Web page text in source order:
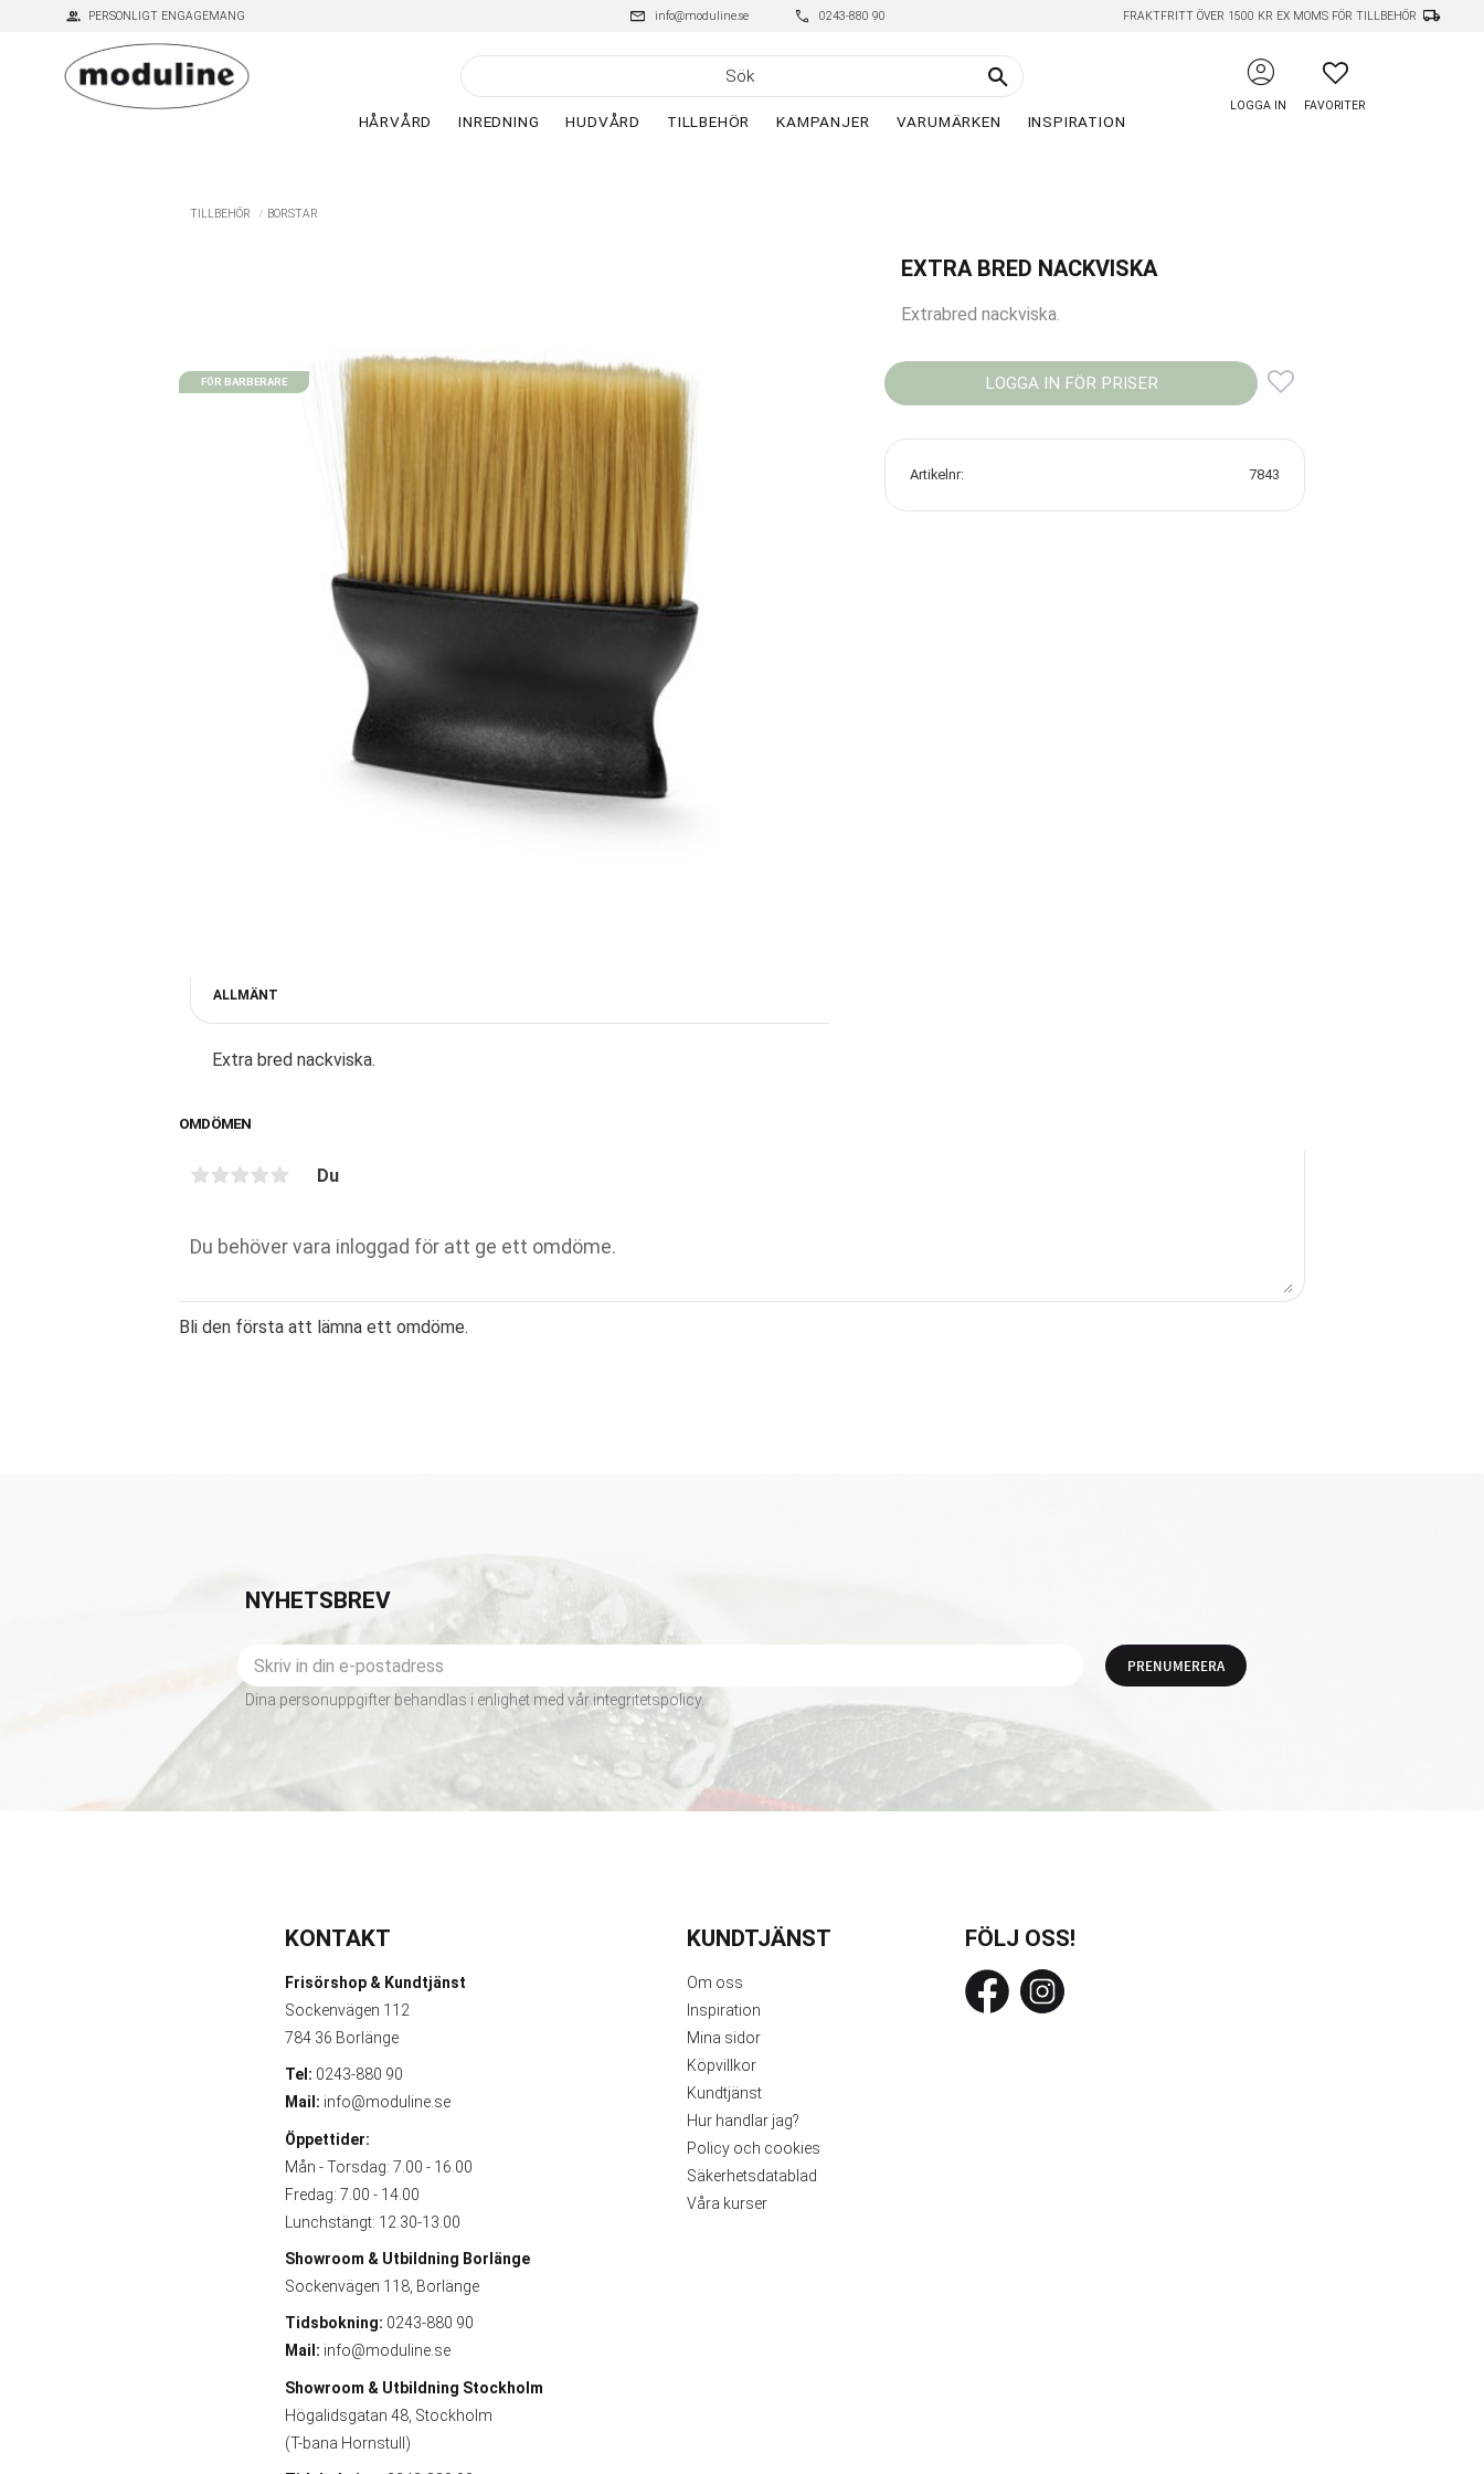
group PERSONLIGT ENGAGEMANG mail info@moduline.se phone 0243-880 90 FRAKTFRITT ÖVER 1500 KR EX MOMS FÖR TILLBEHÖR local_shipping
account_circle
LOGGA IN
FAVORITER
FAVORITER
HÅRVÅRD INREDNING HUDVÅRD TILLBEHÖR KAMPANJER VARUMÄRKEN INSPIRATION
TILLBEHÖR BORSTAR
EXTRA BRED NACKVISKA
Extrabred nackviska.
FÖR BARBERARE LOGGA IN FÖR PRISER
Artikelnr 7843
ALLMÄNT
Extra bred nackviska.
OMDÖMEN
Du
Bli den första att lämna ett omdöme.
NYHETSBREV
PRENUMERERA
Dina personuppgifter behandlas i enlighet med vår integritetspolicy.
KONTAKT
Frisörshop & Kundtjänst
Sockenvägen 112
784 36 Borlänge
Tel: 0243-880 90
Mail: info@moduline.se
Öppettider:
Mån - Torsdag: 7.00 - 16.00
Fredag: 7.00 - 14.00
Lunchstängt: 12.30-13.00
Showroom & Utbildning Borlänge
Sockenvägen 118, Borlänge
Tidsbokning: 0243-880 90
Mail: info@moduline.se
Showroom & Utbildning Stockholm
Högalidsgatan 48, Stockholm
(T-bana Hornstull)
KUNDTJÄNST
Om oss
Inspiration
Mina sidor
Köpvillkor
Kundtjänst
Hur handlar jag?
Policy och cookies
Säkerhetsdatablad
Våra kurser
FÖLJ OSS!